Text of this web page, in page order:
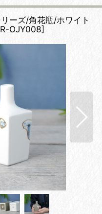
ーズ/角花瓶/ホワイト
OJY008]